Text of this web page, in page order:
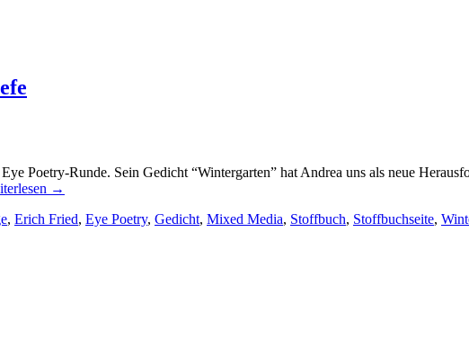
Poetry-Runde. Sein Gedicht “Wintergarten” hat Andrea uns als neue
→
, Erich Fried, Eye Poetry, Gedicht, Mixed Media, Stoffbuch, Stoffbuchseite,